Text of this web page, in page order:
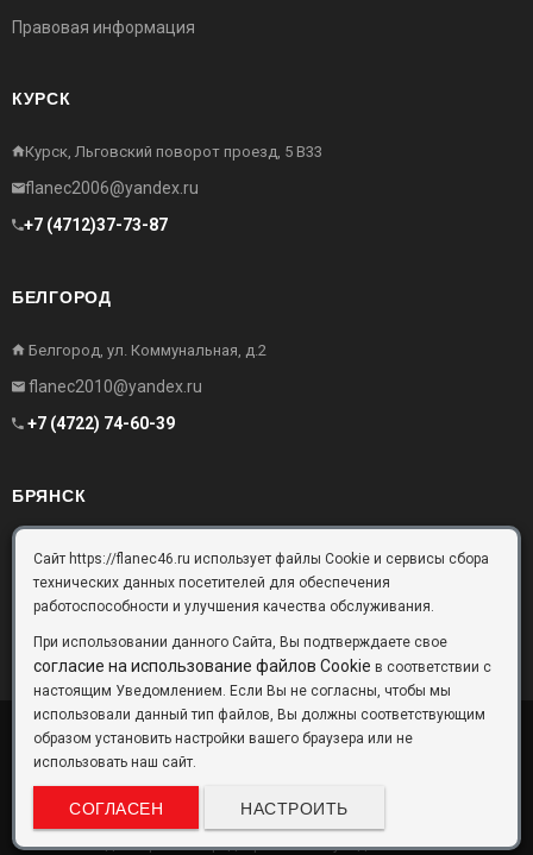
Правовая информация
КУРСК
Курск, Льговский поворот проезд, 5 В33
flanec2006@yandex.ru
+7 (4712)37-73-87
БЕЛГОРОД
Белгород, ул. Коммунальная, д.2
flanec2010@yandex.ru
+7 (4722) 74-60-39
БРЯНСК
Брянск, Московский проезд, д.10, офис 3
flanec32@yandex.ru
Copyright © 2026 © ООО «Фланец-Комплект»
внешний вид товаров без предварительного уведомления.
Сайт https://flanec46.ru использует файлы Cookie и сервисы сбора
технических данных посетителей для обеспечения
работоспособности и улучшения качества обслуживания.
При использовании данного Сайта, Вы подтверждаете свое
согласие на использование файлов Cookie в соответствии с
настоящим Уведомлением. Если Вы не согласны, чтобы мы
использовали данный тип файлов, Вы должны соответствующим
образом установить настройки вашего браузера или не
использовать наш сайт.
СОГЛАСЕН НАСТРОИТЬ